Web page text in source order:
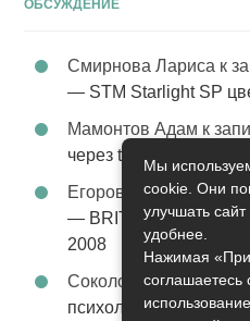
ОБСУЖДЕНИЕ
Смирнова Лариса к
— STM Starlight SP
Мамонтов Адам к
через tobiz
Егоров Константинк
— BRITAX Evolva 1-2-
2008
Соколова Эльзак
психолога –
Мы
cookie. Они
улучшать
удобнее.
Нажимая
соглашаетесь